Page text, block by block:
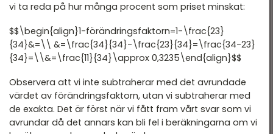
vi ta reda på hur många procent som priset minskat:
$$\begin{align}1-förändringsfaktorn=1-\frac{23}
{34}&=\\ &=\frac{34}{34}-\frac{23}{34}=\frac{34-23}
{34}=\\&=\frac{11}{34}\approx 0,3235\end{align}$$
Observera att vi inte subtraherar med det avrundade
värdet av förändringsfaktorn, utan vi subtraherar med
de exakta. Det är först när vi fått fram vårt svar som vi
avrundar då det annars kan bli fel i beräkningarna om vi